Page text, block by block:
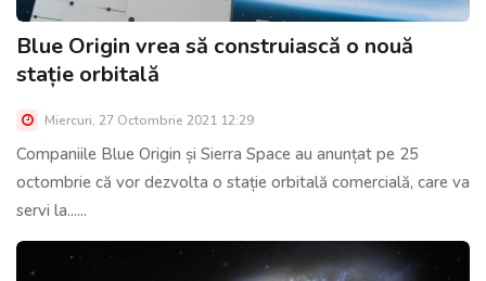
Blue Origin vrea să construiască o nouă
stație orbitală
Miercuri, 27 Octombrie 2021 12:29
Companiile Blue Origin și Sierra Space au anunțat pe 25
octombrie că vor dezvolta o stație orbitală comercială, care va
servi la......